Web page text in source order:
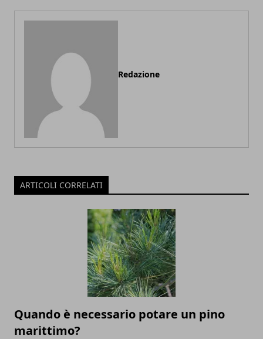
Redazione
ARTICOLI CORRELATI
Quando è necessario potare un pino
marittimo?